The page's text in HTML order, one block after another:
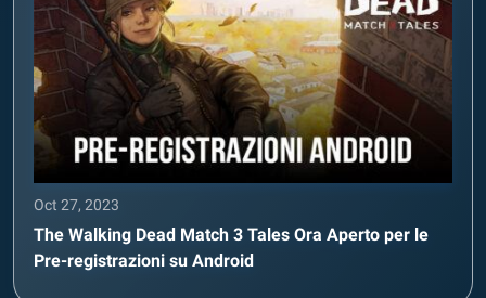
Oct 27, 2023
The Walking Dead Match 3 Tales Ora Aperto per le
Pre-registrazioni su Android